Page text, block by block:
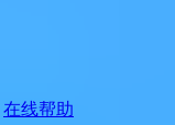
在线帮助